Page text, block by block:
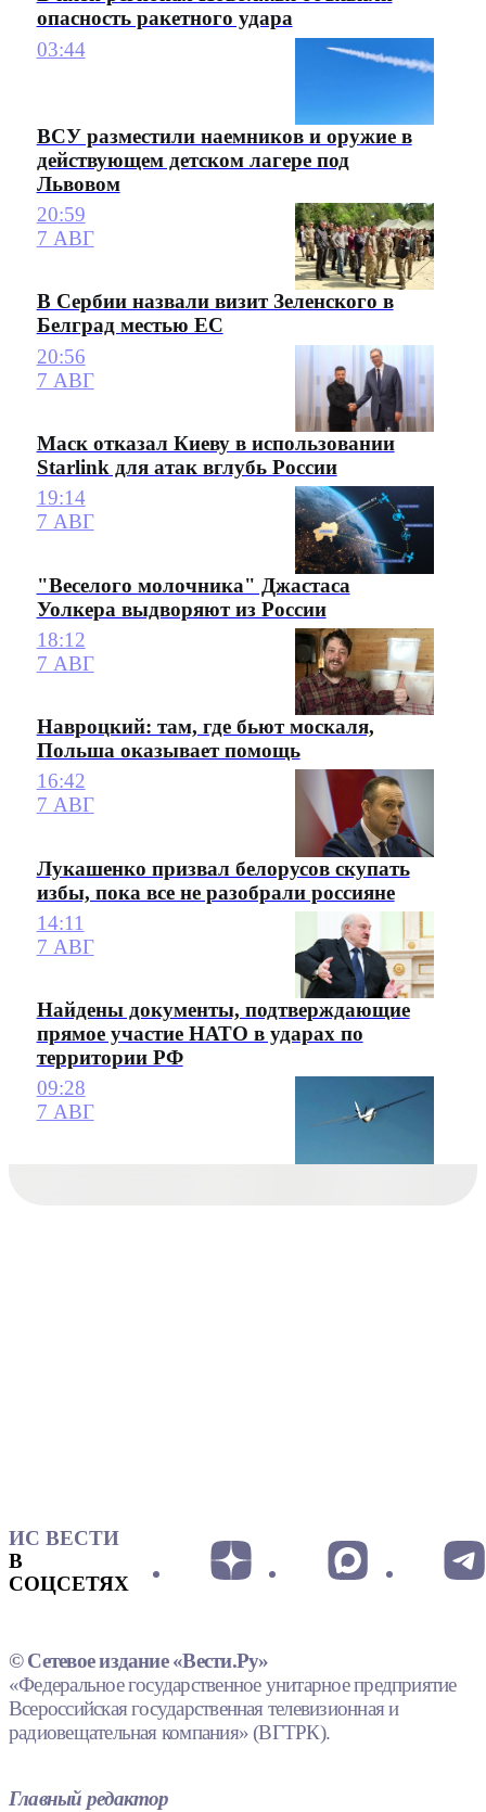
опасность ракетного удара
03:44
ВСУ разместили наемников и оружие в
действующем детском лагере под
Львовом
20:59
7 АВГ
В Сербии назвали визит Зеленского в
Белград местью ЕС
20:56
7 АВГ
Маск отказал Киеву в использовании
Starlink для атак вглубь России
19:14
7 АВГ
"Веселого молочника" Джастаса
Уолкера выдворяют из России
18:12
7 АВГ
Навроцкий: там, где бьют москаля,
Польша оказывает помощь
16:42
7 АВГ
Лукашенко призвал белорусов скупать
избы, пока все не разобрали россияне
14:11
7 АВГ
Найдены документы, подтверждающие
прямое участие НАТО в ударах по
территории РФ
09:28
7 АВГ
ИС ВЕСТИ
В
СОЦСЕТЯХ
© Сетевое издание «Вести.Ру»
«Федеральное государственное унитарное предприятие
Всероссийская государственная телевизионная и
радиовещательная компания» (ВГТРК).
Главный редактор